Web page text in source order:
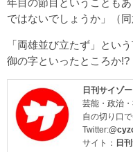
ではないでしょうか」（同
「両雄並び立たず」とい
御の字といったところか!?
日刊サイゾー
芸能・政治
自の切り口
Twitter:
サイト： 日